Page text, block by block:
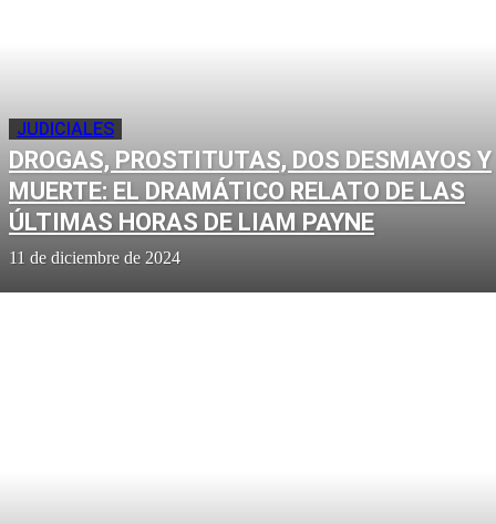
JUDICIALES
DROGAS, PROSTITUTAS, DOS DESMAYOS Y
MUERTE: EL DRAMÁTICO RELATO DE LAS
ÚLTIMAS HORAS DE LIAM PAYNE
11 de diciembre de 2024